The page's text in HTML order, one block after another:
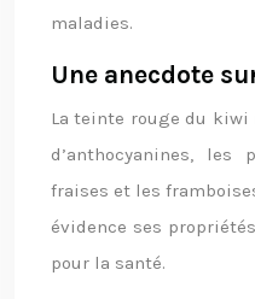
maladies.
Une anecdote
La teinte rouge du kiwi
d’anthocyanines,
fraises et les
évidence ses
pour la santé.